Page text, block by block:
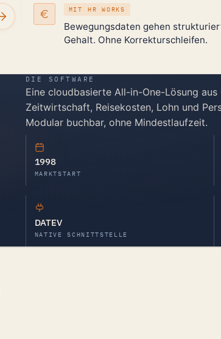
MIT HR WORKS
Bewegungsdaten gehen
Gehalt. Ohne Korrekturschleifen.
DIE SOFTWARE
Eine cloudbasierte All-in-One-Lösung
Zeitwirtschaft, Reisekosten, Lohn und
Modular buchbar, ohne Mindestlaufzeit.
1998
MARKTSTART
DATEV
NATIVE SCHNITTSTELLE